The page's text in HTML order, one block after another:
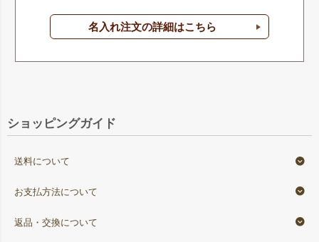
名入れ注文の詳細はこちら
ショッピングガイド
送料について
お支払方法について
返品・交換について